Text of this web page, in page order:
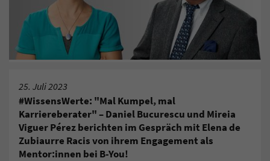
25. Juli 2023
#WissensWerte: "Mal Kumpel, mal
Karriereberater" – Daniel Bucurescu und Mireia
Viguer Pérez berichten im Gespräch mit Elena de
Zubiaurre Racis von ihrem Engagement als
Mentor:innen bei B-You!